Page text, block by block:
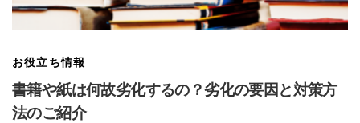
お役立ち情報
書籍や紙は何故劣化するの？劣化の要因と対策方
法のご紹介